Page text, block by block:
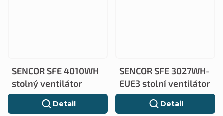
SENCOR SFE 4010WH
stolný ventilátor
Detail
SENCOR SFE 3027WH-
EUE3 stolní ventilátor
Detail